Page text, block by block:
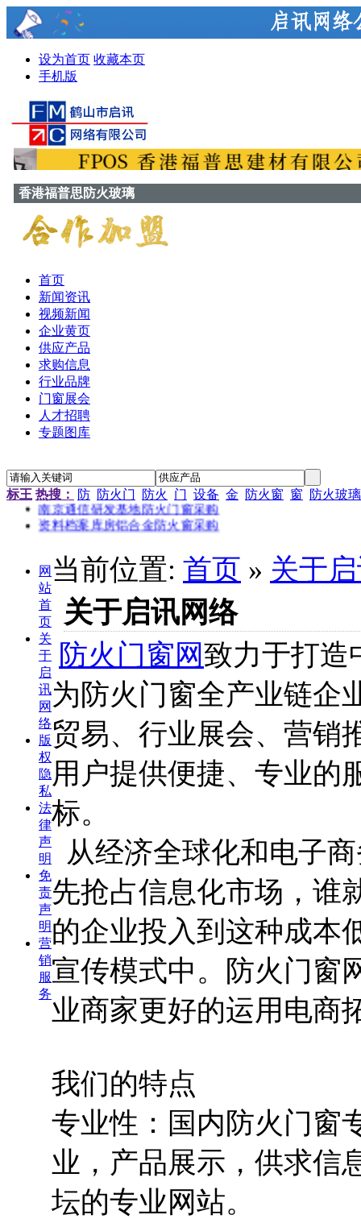
设为首页 收藏本页
手机版
香港福普思防火玻璃
首页
新闻资讯
视频新闻
企业黄页
供应产品
求购信息
行业品牌
门窗展会
人才招聘
专题图库
标王 热搜： 防 防火门 防火 门 设备 金 防火窗 窗 防火玻
江苏省农科院农产品孵化中心招待楼铝合金门窗工程招
金江小区防火窗安装招标
南京通信研发基地防火门窗采购
资料档案库房铝合金防火窗采购
金江小区防火窗安装招标
网
站
首
页
关
于
启
讯
网
络
版
权
隐
私
法
律
声
明
免
责
声
明
营
销
服
务
当前位置: 首页 » 关于
关于启讯网络
防火门窗网致力于打造
为防火门窗全产业链企
贸易、行业展会、营销
用户提供便捷、专业的
标。
从经济全球化和电子
先抢占信息化市场，谁
的企业投入到这种成本
宣传模式中。防火门窗
业商家更好的运用电商
我们的特点
专业性：国内防火门窗
业，产品展示，供求信
坛的专业网站。